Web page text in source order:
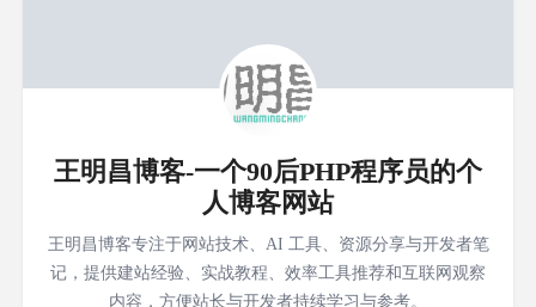
王明昌博客-一个90后PHP程序员的个
人博客网站
王明昌博客专注于网站技术、AI 工具、资源分享与开发者笔
记，提供建站经验、实战教程、效率工具推荐和互联网观察
内容，方便站长与开发者持续学习与参考。